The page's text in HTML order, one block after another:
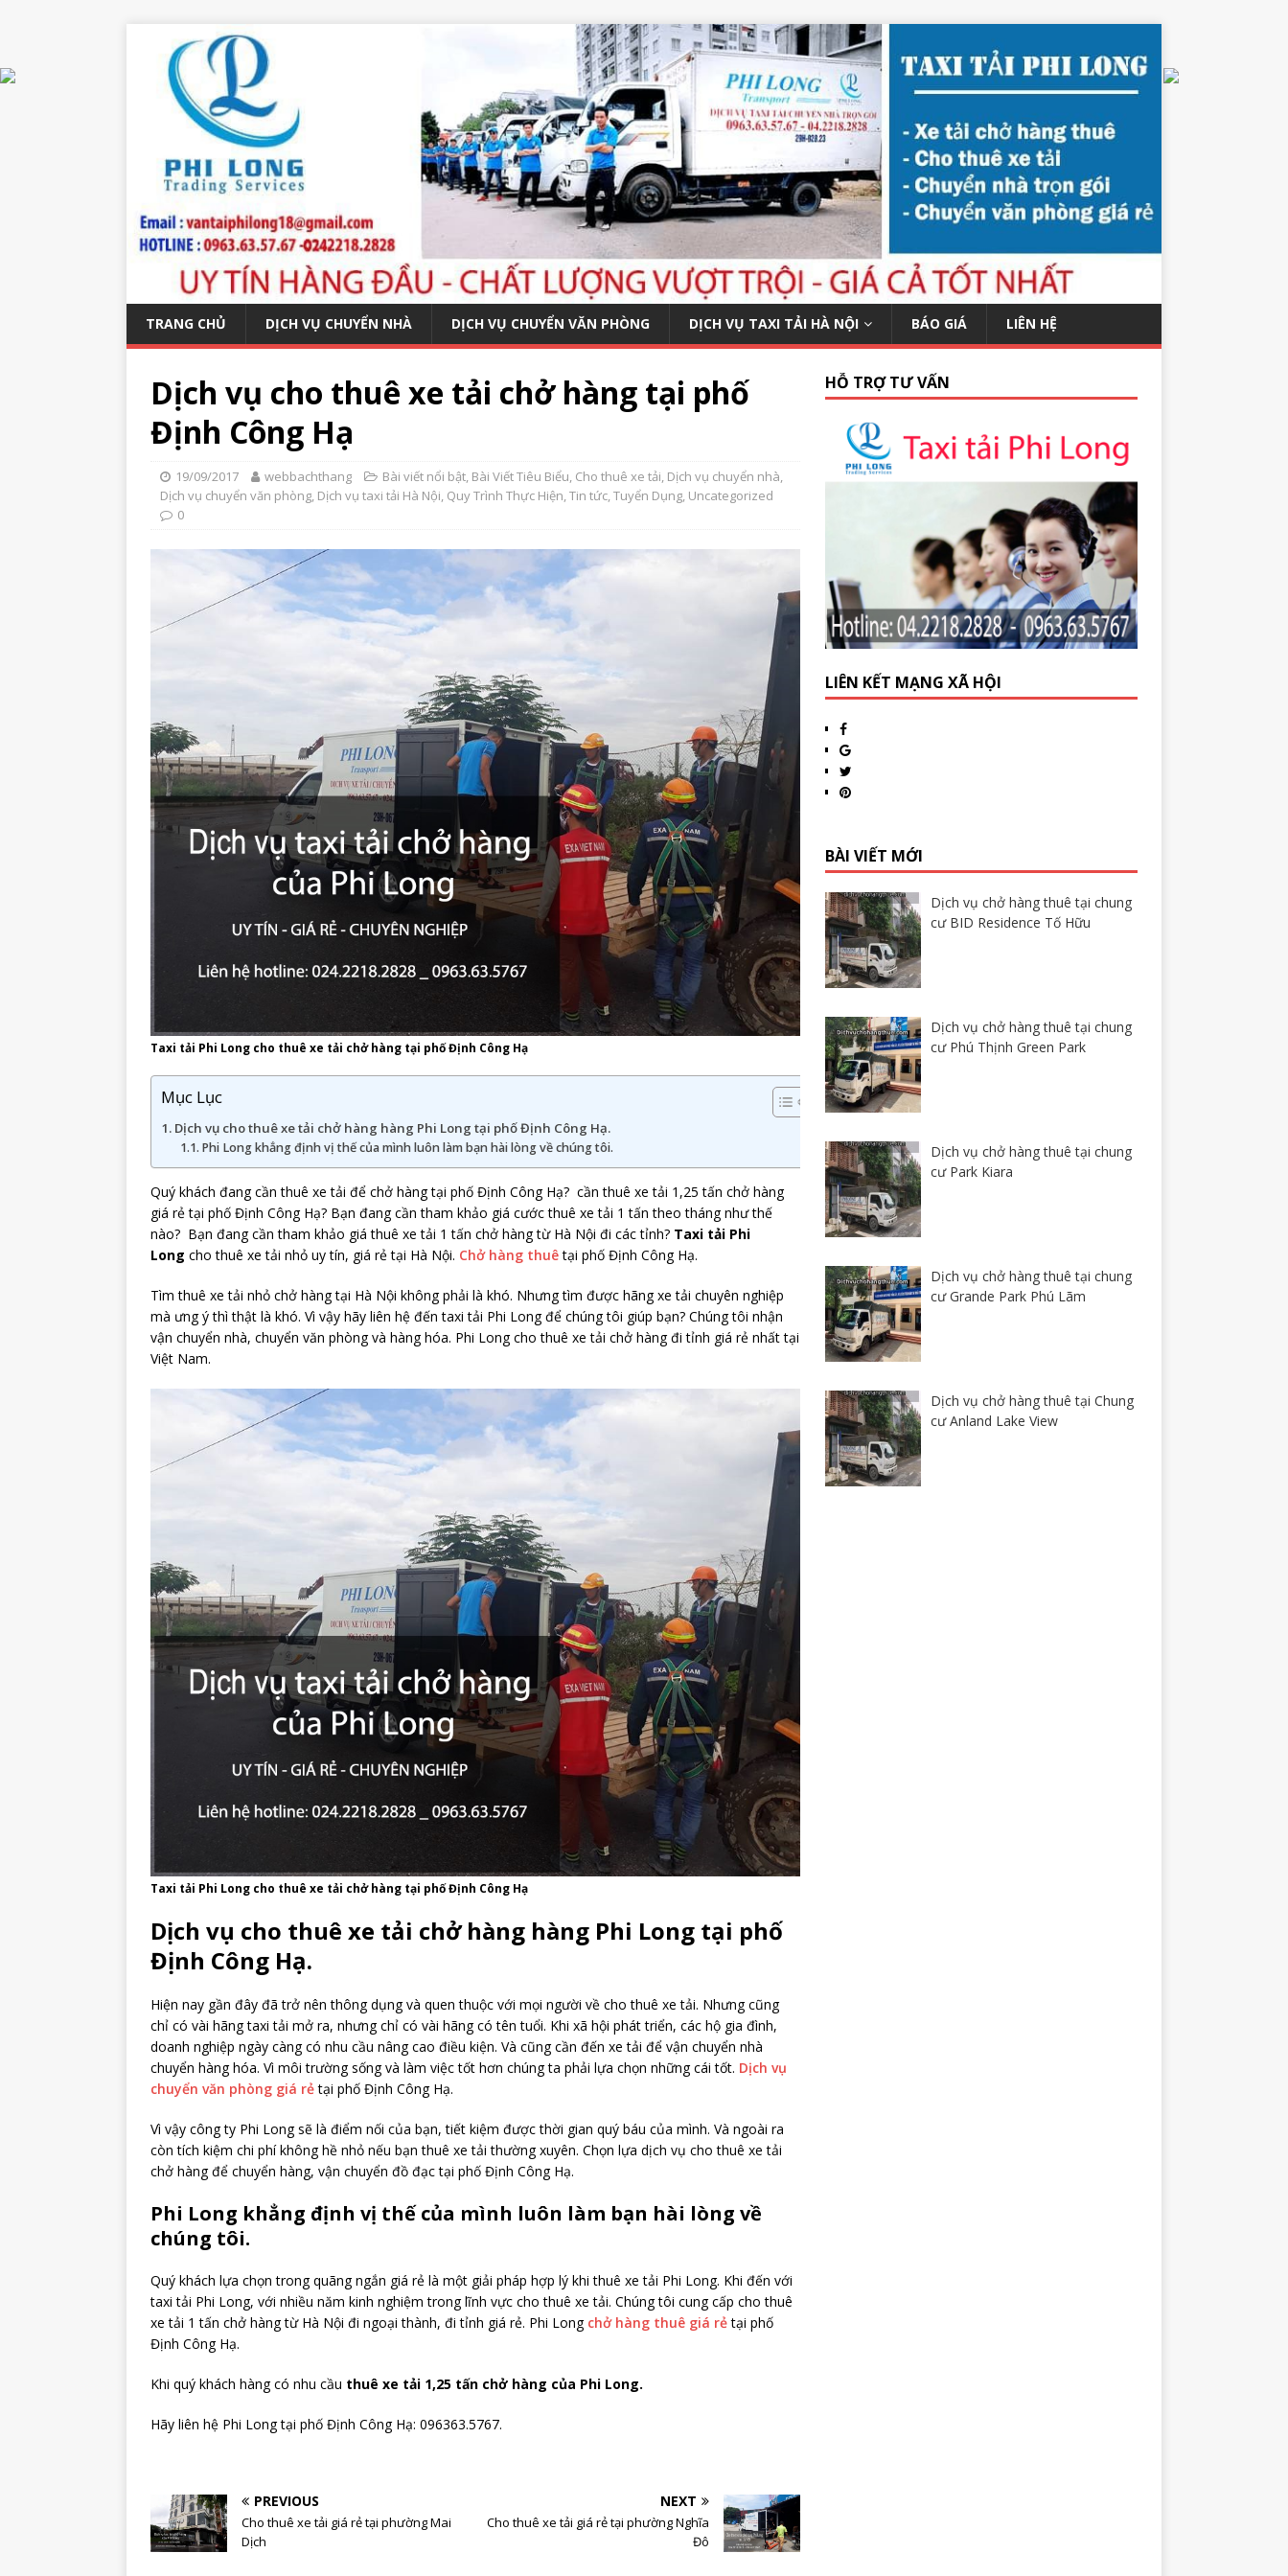
TRANG CHỦ DỊCH VỤ CHUYỂN NHÀ DỊCH VỤ CHUYỂN VĂN PHÒNG DỊCH VỤ TAXI TẢI HÀ NỘI BÁO GIÁ LIÊN HỆ
Dịch vụ cho thuê xe tải chở hàng tại phố
Định Công Hạ
19/09/2017 webbachthang Bài viết nổi bật, Bài Viết Tiêu Biểu, Cho thuê xe tải, Dịch vụ chuyển nhà,
Dịch vụ chuyển văn phòng, Dịch vụ taxi tải Hà Nội, Quy Trình Thực Hiện,Tin tức,Tuyển Dụng, Uncategorized
0
Taxi tải Phi Long cho thuê xe tải chở hàng tại phố Định Công Hạ
Mục Lục
Dịch vụ cho thuê xe tải chở hàng hàng Phi Long tại phố Định Công Hạ.
Phi Long khẳng định vị thế của mình luôn làm bạn hài lòng về chúng tôi.
Quý khách đang cần thuê xe tải để chở hàng tại phố Định Công Hạ? cần thuê xe tải 1,25 tấn chở hàng
giá rẻ tại phố Định Công Hạ? Bạn đang cần tham khảo giá cước thuê xe tải 1 tấn theo tháng như thế
nào? Bạn đang cần tham khảo giá thuê xe tải 1 tấn chở hàng từ Hà Nội đi các tỉnh? Taxi tải Phi
Long cho thuê xe tải nhỏ uy tín, giá rẻ tại Hà Nội. Chở hàng thuêtại phố Định Công Hạ.
Tìm thuê xe tải nhỏ chở hàng tại Hà Nội không phải là khó. Nhưng tìm được hãng xe tải chuyên nghiệp
mà ưng ý thì thật là khó. Vì vậy hãy liên hệ đến taxi tải Phi Long để chúng tôi giúp bạn? Chúng tôi nhận
vận chuyển nhà, chuyển văn phòng và hàng hóa. Phi Long cho thuê xe tải chở hàng đi tỉnh giá rẻ nhất tại
Việt Nam.
Taxi tải Phi Long cho thuê xe tải chở hàng tại phố Định Công Hạ
Dịch vụ cho thuê xe tải chở hàng hàng Phi Long tại phố
Định Công Hạ.
Hiện nay gần đây đã trở nên thông dụng và quen thuộc với mọi người về cho thuê xe tải. Nhưng cũng
chỉ có vài hãng taxi tải mở ra, nhưng chỉ có vài hãng có tên tuổi. Khi xã hội phát triển, các hộ gia đình,
doanh nghiệp ngày càng có nhu cầu nâng cao điều kiện. Và cũng cần đến xe tải để vận chuyển nhà
chuyển hàng hóa. Vì môi trường sống và làm việc tốt hơn chúng ta phải lựa chọn những cái tốt. Dịch vụ
chuyển văn phòng giá rẻtại phố Định Công Hạ.
Vì vậy công ty Phi Long sẽ là điểm nối của bạn, tiết kiệm được thời gian quý báu của mình. Và ngoài ra
còn tích kiệm chi phí không hề nhỏ nếu bạn thuê xe tải thường xuyên. Chọn lựa dịch vụ cho thuê xe tải
chở hàng để chuyển hàng, vận chuyển đồ đạc tại phố Định Công Hạ.
Phi Long khẳng định vị thế của mình luôn làm bạn hài lòng về
chúng tôi.
Quý khách lựa chọn trong quãng ngắn giá rẻ là một giải pháp hợp lý khi thuê xe tải Phi Long. Khi đến với
taxi tải Phi Long, với nhiều năm kinh nghiệm trong lĩnh vực cho thuê xe tải. Chúng tôi cung cấp cho thuê
xe tải 1 tấn chở hàng từ Hà Nội đi ngoại thành, đi tỉnh giá rẻ. Phi Long chở hàng thuê giá rẻtại phố
Định Công Hạ.
Khi quý khách hàng có nhu cầu thuê xe tải 1,25 tấn chở hàng của Phi Long.
Hãy liên hệ Phi Long tại phố Định Công Hạ: 096363.5767.
PREVIOUS
Cho thuê xe tải giá rẻ tại phường Mai
Dịch
NEXT
Cho thuê xe tải giá rẻ tại phường Nghĩa
Đô
HỖ TRỢ TƯ VẤN
LIÊN KẾT MẠNG XÃ HỘI
BÀI VIẾT MỚI
Dịch vụ chở hàng thuê tại chung
cư BID Residence Tố Hữu
Dịch vụ chở hàng thuê tại chung
cư Phú Thịnh Green Park
Dịch vụ chở hàng thuê tại chung
cư Park Kiara
Dịch vụ chở hàng thuê tại chung
cư Grande Park Phú Lãm
Dịch vụ chở hàng thuê tại Chung
cư Anland Lake View